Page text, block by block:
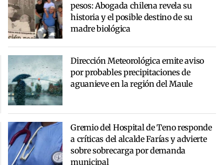
pesos: Abogada chilena revela su
historia y el posible destino de su
madre biológica
Dirección Meteorológica emite aviso
por probables precipitaciones de
aguanieve en la región del Maule
Gremio del Hospital de Teno responde
a críticas del alcalde Farías y advierte
sobre sobrecarga por demanda
municipal